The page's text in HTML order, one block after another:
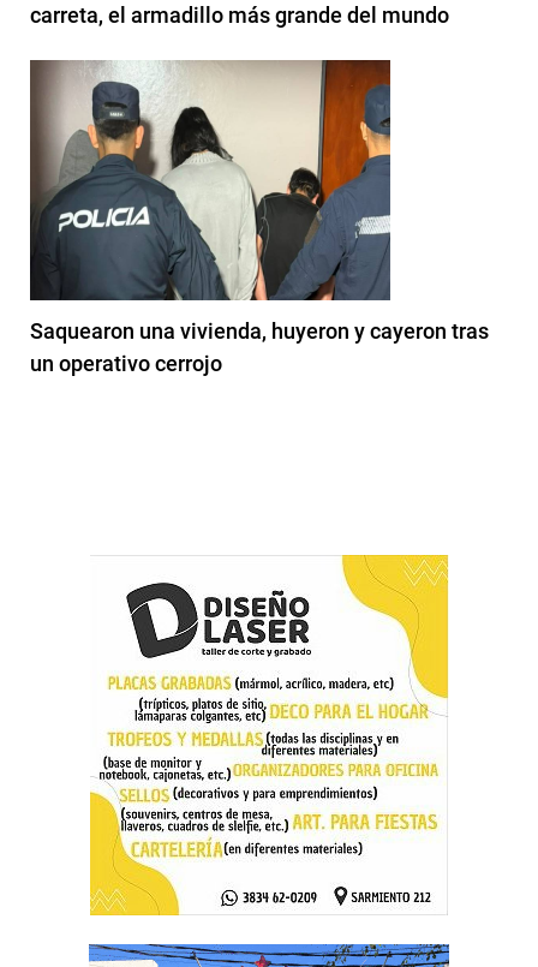
carreta, el armadillo más grande del mundo
Saquearon una vivienda, huyeron y cayeron tras
un operativo cerrojo